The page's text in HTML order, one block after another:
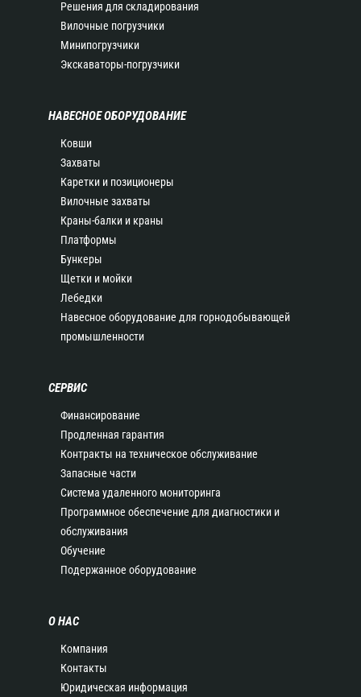
Решения для складирования
Вилочные погрузчики
Минипогрузчики
Экскаваторы-погрузчики
НАВЕСНОЕ ОБОРУДОВАНИЕ
Ковши
Захваты
Каретки и позиционеры
Вилочные захваты
Краны-балки и краны
Платформы
Бункеры
Щетки и мойки
Лебедки
Навесное оборудование для горнодобывающей
промышленности
СЕРВИС
Финансирование
Продленная гарантия
Контракты на техническое обслуживание
Запасные части
Система удаленного мониторинга
Программное обеспечение для диагностики и
обслуживания
Обучение
Подержанное оборудование
О НАС
Компания
Контакты
Юридическая информация